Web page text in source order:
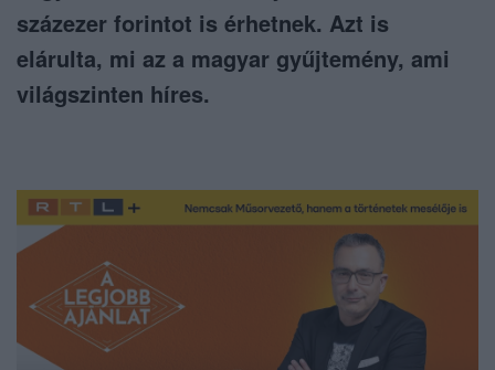
százezer forintot is érhetnek. Azt is
elárulta, mi az a magyar gyűjtemény, ami
világszinten híres.